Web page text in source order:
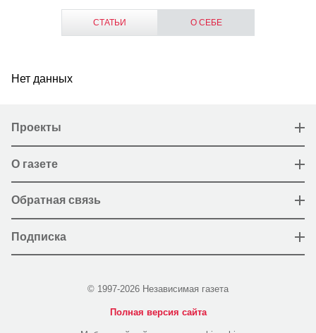
СТАТЬИ О СЕБЕ
Нет данных
Проекты
О газете
Обратная связь
Подписка
© 1997-2026 Независимая газета
Полная версия сайта